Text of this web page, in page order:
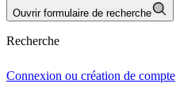
Ouvrir formulaire de recherche
Recherche
Connexion ou création de compte